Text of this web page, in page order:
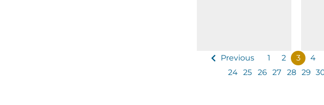
Previous
1 2 3 4
24 25 26 27 28 29